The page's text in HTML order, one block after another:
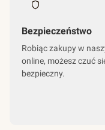
Bezpieczeństwo
Robiąc zakupy w
online, możesz czuć
bezpieczny.